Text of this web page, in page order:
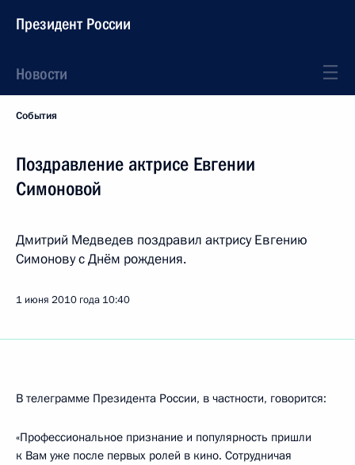
Президент России
Новости
События
Поздравление актрисе Евгении
Симоновой
Дмитрий Медведев поздравил актрису Евгению
Симонову с Днём рождения.
1 июня 2010 года 10:40
В телеграмме Президента России, в частности, говорится:
«Профессиональное признание и популярность пришли
к Вам уже после первых ролей в кино. Сотрудничая